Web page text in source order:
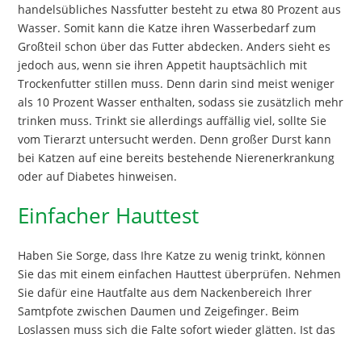
handelsübliches Nassfutter besteht zu etwa 80 Prozent aus
Wasser. Somit kann die Katze ihren Wasserbedarf zum
Großteil schon über das Futter abdecken. Anders sieht es
jedoch aus, wenn sie ihren Appetit hauptsächlich mit
Trockenfutter stillen muss. Denn darin sind meist weniger
als 10 Prozent Wasser enthalten, sodass sie zusätzlich mehr
trinken muss. Trinkt sie allerdings auffällig viel, sollte Sie
vom Tierarzt untersucht werden. Denn großer Durst kann
bei Katzen auf eine bereits bestehende Nierenerkrankung
oder auf Diabetes hinweisen.
Einfacher Hauttest
Haben Sie Sorge, dass Ihre Katze zu wenig trinkt, können
Sie das mit einem einfachen Hauttest überprüfen. Nehmen
Sie dafür eine Hautfalte aus dem Nackenbereich Ihrer
Samtpfote zwischen Daumen und Zeigefinger. Beim
Loslassen muss sich die Falte sofort wieder glätten. Ist das